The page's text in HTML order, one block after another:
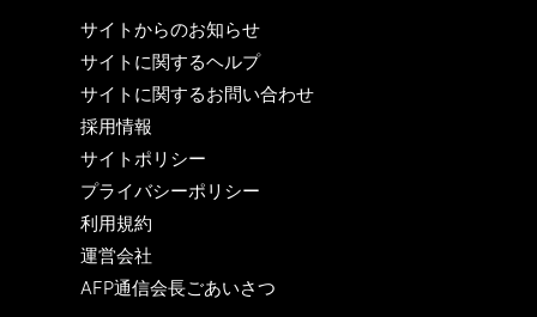
サイトからのお知らせ
サイトに関するヘルプ
サイトに関するお問い合わせ
採用情報
サイトポリシー
プライバシーポリシー
利用規約
運営会社
AFP通信会長ごあいさつ